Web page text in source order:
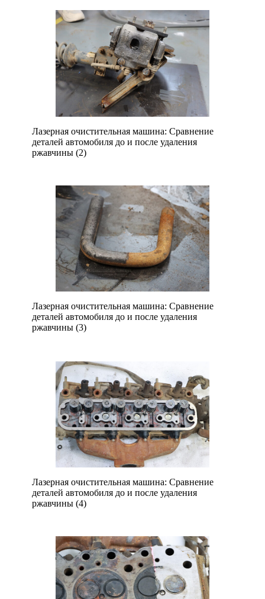
Лазерная очистительная машина: Сравнение
деталей автомобиля до и после удаления
ржавчины (2)
Лазерная очистительная машина: Сравнение
деталей автомобиля до и после удаления
ржавчины (3)
Лазерная очистительная машина: Сравнение
деталей автомобиля до и после удаления
ржавчины (4)